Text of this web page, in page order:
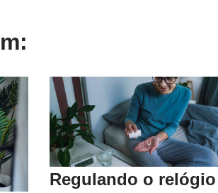
Regulando o relógio